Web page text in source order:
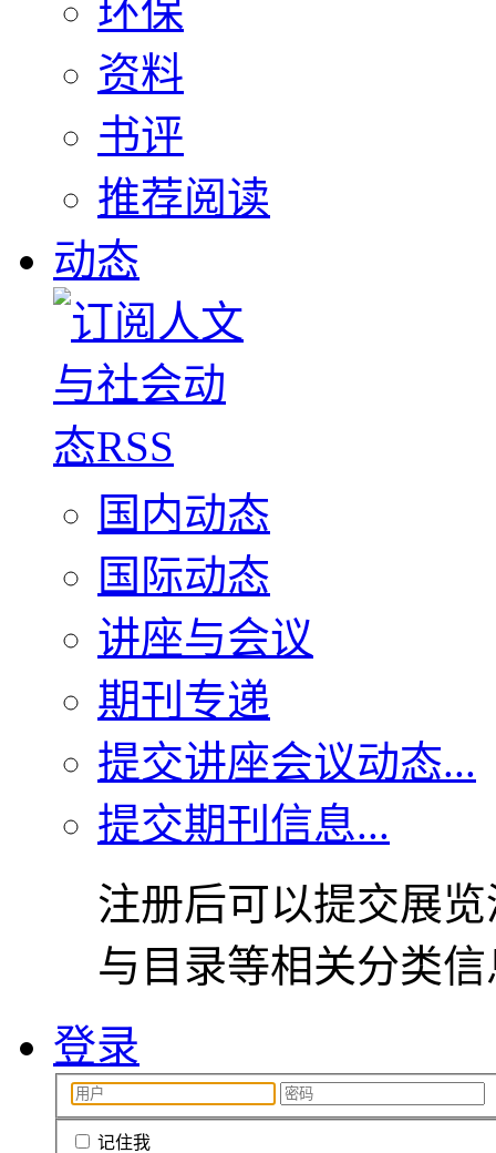
环保
资料
书评
推荐阅读
动态
国内动态
国际动态
讲座与会议
期刊专递
提交讲座会议动态...
提交期刊信息...
注册后可以提交展
与目录等相关分类
登录
记住我